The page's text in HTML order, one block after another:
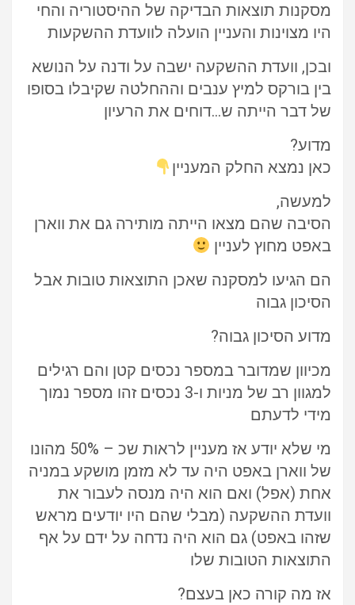
מסקנות תוצאות הבדיקה של ההיסטוריה והחי
היו מצוינות והעניין הועלה לוועדת ההשקעות
ובכן, וועדת ההשקעה ישבה על ודנה על הנושא
בין בורקס למיץ ענבים וההחלטה שקיבלו בסופו
של דבר הייתה ש…דוחים את הרעיון
מדוע?
כאן נמצא החלק המעניין
למעשה,
הסיבה שהם מצאו הייתה מותירה גם את ווארן
באפט מחוץ לעניין
הם הגיעו למסקנה שאכן התוצאות טובות אבל
הסיכון גבוה
מדוע הסיכון גבוה?
מכיוון שמדובר במספר נכסים קטן והם רגילים
למגוון רב של מניות ו-3 נכסים זהו מספר נמוך
מידי לדעתם
מי שלא יודע אז מעניין לראות שכ – 50% מהונו
של ווארן באפט היה עד לא מזמן מושקע במניה
אחת (אפל) ואם הוא היה מנסה לעבור את
וועדת ההשקעה (מבלי שהם היו יודעים מראש
שזהו באפט) גם הוא היה נדחה על ידם על אף
התוצאות הטובות שלו
אז מה קורה כאן בעצם?